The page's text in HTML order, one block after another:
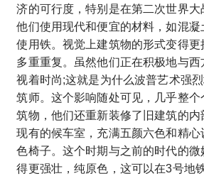
济的可行度，特别是在第二次世界大
他们使用现代和便宜的材料，如混
使用铁。视觉上建筑物的形式变得更
多重重复。虽然他们正在积极地与西
视着时尚;这就是为什么波普艺术强
筑师。这个影响随处可见，几乎整个
筑物，他们还重新装修了旧建筑的内
现有的候车室，充满五颜六色和精
色椅子。这个时期与之前的时代的
得更强壮，纯原色，这可以在3号地